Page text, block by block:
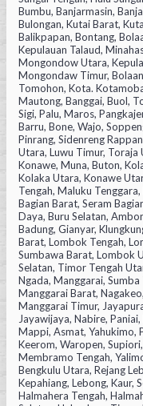
Bumbu, Banjarmasin,
Bulongan, Kutai Barat,
Balikpapan, Bontang,
Kepulauan Talaud,
Mongondow Utara,
Mongondaw Timur,
Tomohon, Kota.
Mautong, Banggai, Buol,
Sigi, Palu, Maros,
Barru, Bone, Wajo,
Pinrang, Sidenreng
Utara, Luwu Timur, Toraja
Konawe, Muna, Buton,
Kolaka Utara, Konawe
Tengah, Maluku
Bagian Barat, Seram
Daya, Buru Selatan,
Badung, Gianyar,
Barat, Lombok Tengah,
Sumbawa Barat, Lombok
Selatan, Timor Tengah
Ngada, Manggarai,
Manggarai Barat,
Manggarai Timur,
Jayawijaya, Nabire,
Mappi, Asmat, Yahukimo,
Keerom, Waropen,
Membramo Tengah,
Bengkulu Utara, Rejang
Kepahiang, Lebong, Kaur,
Halmahera Tengah,